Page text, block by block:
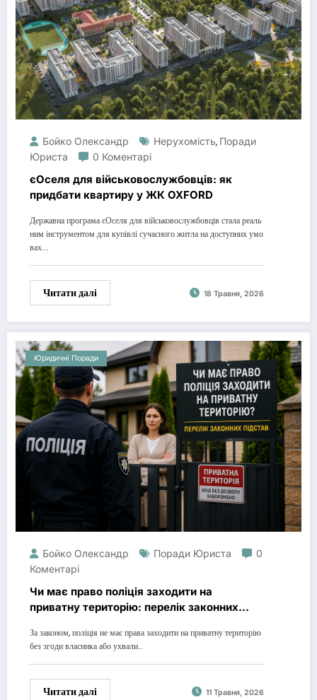
Бойко Олександр Нерухомість, Поради
Юриста
0 Коментарі
єОселя для військовослужбовців: як
придбати квартиру у ЖК OXFORD
Державна програма єОселя для військовослужбовців стала реаль
ним інструментом для купівлі сучасного житла на доступних умо
вах.…
Читати далі 18 Травня, 2026
Юридичні Поради
Бойко Олександр Поради Юриста
0
Коментарі
Чи має право поліція заходити на
приватну територію: перелік законних
За законом, поліція не має права заходити на приватну територію
без згоди власника або ухвали…
Читати далі 11 Травня, 2026